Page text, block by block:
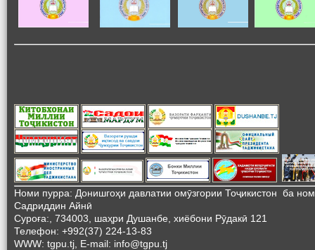
Номи пурра: Донишгоҳи давлатии омӯзгории Тоҷикистон ба
Садриддин Айнӣ
Суроға:, 734003, шаҳри Душанбе, хиёбони Рӯдакӣ 121
Телефон: +992(37) 224-13-83
WWW: tgpu.tj, E-mail: info@tgpu.tj